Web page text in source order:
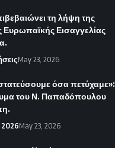
τη λήψη της
Ευρωπαϊκής Εισαγγελίας
May 23, 2026
όσα πετύχαμε»:
του Ν. Παπαδόπουλου
May 23, 2026